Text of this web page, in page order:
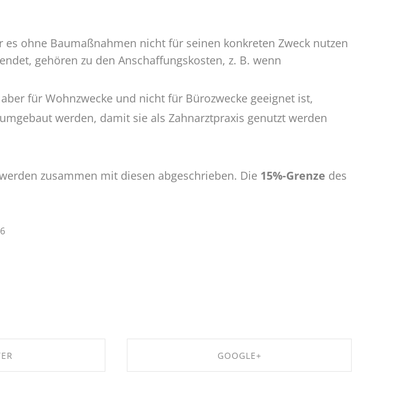
es ohne Baumaßnahmen nicht für seinen konkreten Zweck nutzen
gehören zu den Anschaffungskosten, z. B. wenn
für Wohnzwecke und nicht für Bürozwecke geeignet ist,
werden, damit sie als Zahnarztpraxis genutzt werden
zusammen mit diesen abgeschrieben. Die 15%-Grenze des
GOOGLE+